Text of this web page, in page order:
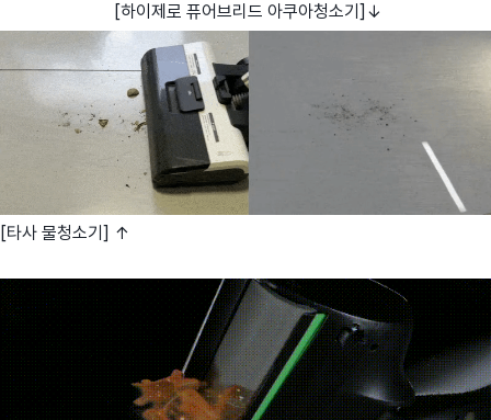
[하이제로 퓨어브리드 아쿠아청소기]↓
[타사 물청소기] ↑